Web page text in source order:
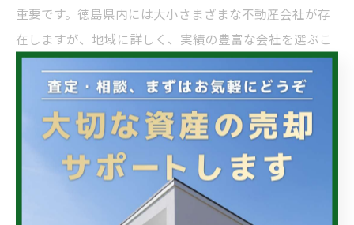
重要です。徳島県内には大小さまざまな不動産会社が存
在しますが、地域に詳しく、実績の豊富な会社を選ぶこ
とで売却プロセスがスムーズになります。徳島の特性や
市場動向を熟知している業者は、適切な販売戦略や効果
的な宣伝方法を提案でき、買い手のニーズに合った物件
紹介も期待できます。また、初回の査定や契約内容の説
明、手数料や諸費用の透明性が高い業者を選ぶことが安
心につながります。売却活動中は、定期的な報告や連絡
が受けられるかも重要なポイントであり、コミュニケー